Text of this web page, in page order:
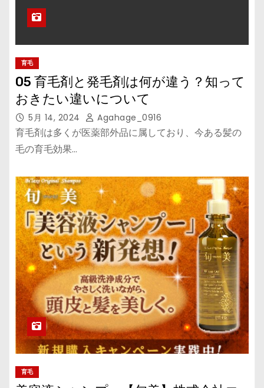
育毛
05 育毛剤と発毛剤は何が違う？知って
おきたい違いについて
5月 14, 2024 Agahage_0916
育毛剤は多くが医薬部外品に属しており、今ある髪の
毛の育毛効果…
育毛